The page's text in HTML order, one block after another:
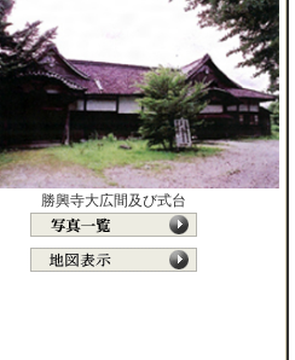
勝興寺大広間及び式台